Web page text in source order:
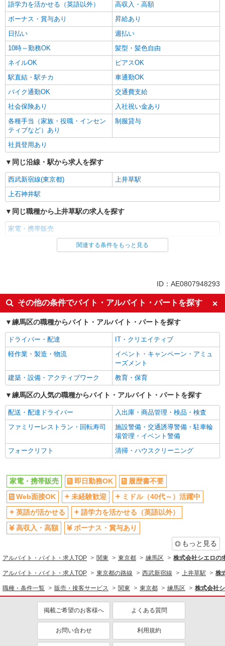
語学力を活かせる（英語以外）
高収入・高額
ボーナス・賞与あり
昇給あり
日払い
週払い
10時～勤務OK
髪型・髪色自由
ネイルOK
ピアスOK
駅直結・駅チカ
車通勤OK
バイク通勤OK
交通費支給
社会保険あり
入社祝い金あり
各種手当（家族・役職・インセン
ティブなど）あり
制服貸与
社員登用あり
同じ沿線・駅から求人を探す
西武新宿線(東京都)
上井草駅
上石神井駅
同じ職種から上井草駅の求人を探す
家電・携帯販売
同じ雇用形態から上井草駅の求人を探す
即日勤務OK
履歴書不要
Web面接OK
未経験歓迎
ミドル（40代～）活躍中
英語が活かせる
語学力を活かせる（英語以外）
高収入・高額
ボーナス・賞与あり
昇給あり
日払い
週払い
10時～勤務OK
髪型・髪色自由
ネイルOK
ピアスOK
駅直結・駅チカ
車通勤OK
バイク通勤OK
交通費支給
社会保険あり
入社祝い金あり
各種手当（家族・役職・インセン
制服貸与
社員登用あり
同じ職種から求人を探す
販売・接客サービス
家電・携帯販売
日払い
車通勤OK
社会保険あり
関連する条件をもっと見る
ID：AE0807948293
その他の条件でバイト・アルバイト・パートを探す
練馬区の職種からバイト・アルバイト・パートを探す
ドライバー・配達
IT・クリエイティブ
軽作業・製造・物流
イベント・キャンペーン・アミュ
ーズメント
建築・設備・アクティブワーク
教育・保育
練馬区の人気の職種からバイト・アルバイト・パートを探す
配送・配達ドライバー
入出庫・商品管理・検品・検査
ファミリーレストラン・回転寿司
施設警備・交通誘導警備・駐車輪
場管理・イベント警備
フォークリフト
清掃・ハウスクリーニング
家電・携帯販売 即日勤務OK
履歴書不要
Web面接OK
未経験歓迎
ミドル（40代～）活躍中
英語が活かせる
語学力を活かせる（英語以外）
高収入・高額
ボーナス・賞与あり
もっと見る
アルバイト・バイト・求人TOP 関東 東京都 練馬区 株式会社シエロの
アルバイト・バイト・求人TOP 東京都の路線 西武新宿線 上井草駅 株
職種・条件一覧 販売・接客サービス 関東 東京都 練馬区 株式会社
掲載ご希望のお客様へ よくある質問
お問い合わせ 利用規約